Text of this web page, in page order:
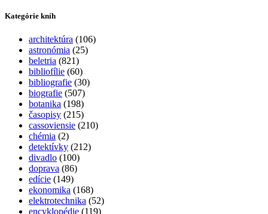
Kategórie kníh
architektúra (106)
astronómia (25)
beletria (821)
bibliofílie (60)
bibliografie (30)
biografie (507)
botanika (198)
časopisy (215)
cassoviensie (210)
chémia (2)
detektívky (212)
divadlo (100)
doprava (86)
edície (149)
ekonomika (168)
elektrotechnika (52)
encyklopédie (119)